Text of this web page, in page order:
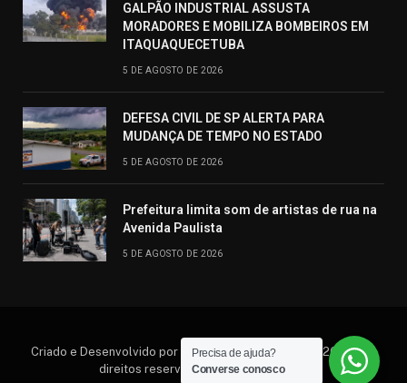
GALPÃO INDUSTRIAL ASSUSTA
MORADORES E MOBILIZA BOMBEIROS EM
ITAQUAQUECETUBA
5 DE AGOSTO DE 2026
DEFESA CIVIL DE SP ALERTA PARA
MUDANÇA DE TEMPO NO ESTADO
5 DE AGOSTO DE 2026
Prefeitura limita som de artistas de rua na
Avenida Paulista
5 DE AGOSTO DE 2026
Criado e Desenvolvido por Hosting Prime Brasil © 2026 Todos
direitos reservados. (11) 95552.6792
Precisa de ajuda?
Converse conosco